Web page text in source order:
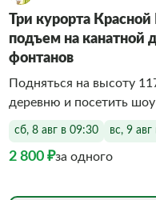
Три курорта
подъем на канатной
фонтанов
Подняться на высоту
деревню и посетить
сб, 8 авг в 09:30 вс, 9
2 800 ₽за одного